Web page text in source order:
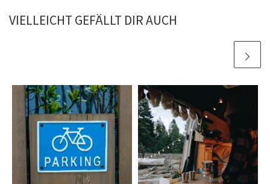
VIELLEICHT GEFÄLLT DIR AUCH